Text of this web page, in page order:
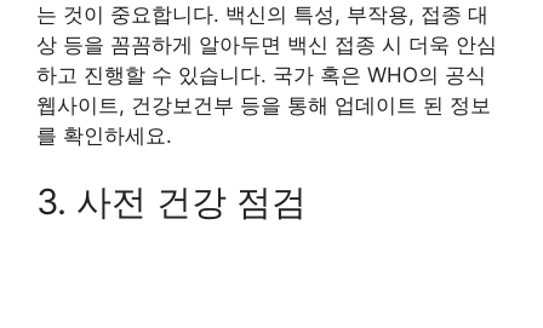
는 것이 중요합니다. 백신의 특성, 부작용, 접종 대
상 등을 꼼꼼하게 알아두면 백신 접종 시 더욱 안심
하고 진행할 수 있습니다. 국가 혹은 WHO의 공식
웹사이트, 건강보건부 등을 통해 업데이트 된 정보
를 확인하세요.
3. 사전 건강 점검